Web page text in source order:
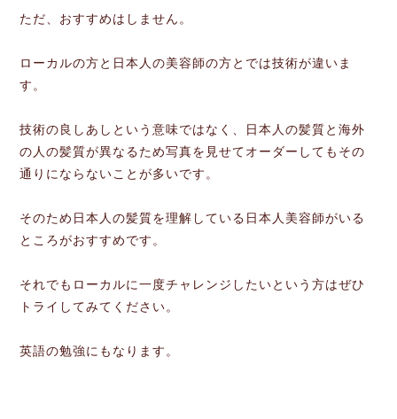
ただ、おすすめはしません。
ローカルの方と日本人の美容師の方とでは技術が違いま
す。
技術の良しあしという意味ではなく、日本人の髪質と海外
の人の髪質が異なるため写真を見せてオーダーしてもその
通りにならないことが多いです。
そのため日本人の髪質を理解している日本人美容師がいる
ところがおすすめです。
それでもローカルに一度チャレンジしたいという方はぜひ
トライしてみてください。
英語の勉強にもなります。